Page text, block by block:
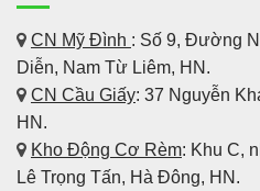
CN Mỹ Đình : Số 9, Đường
Diễn, Nam Từ Liêm, HN.
CN Cầu Giấy: 37 Nguyễn
HN.
Kho Động Cơ Rèm: Khu C,
Lê Trọng Tấn, Hà Đông, HN.